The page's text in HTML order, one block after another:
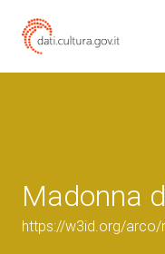
Madonna
https://w3id.org/arco/